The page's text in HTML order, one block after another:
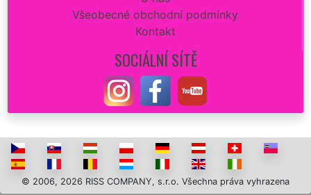
O nás
Všeobecné obchodní podmínky
Kontakt
SOCIÁLNÍ SÍTĚ